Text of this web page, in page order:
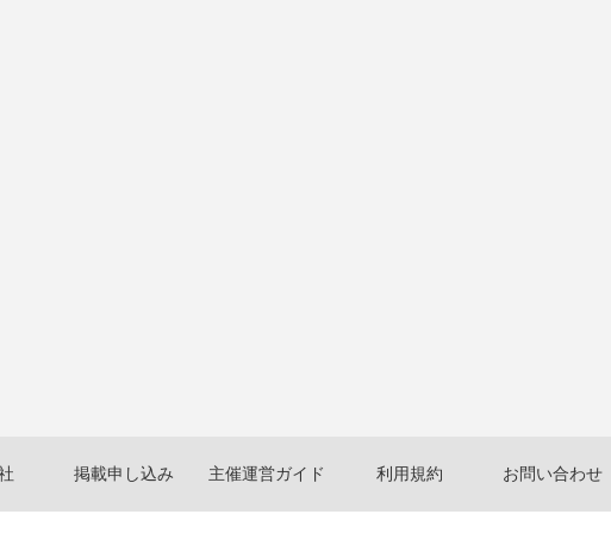
掲載申し込み 主催運営ガイド 利用規約 お問い合わせ